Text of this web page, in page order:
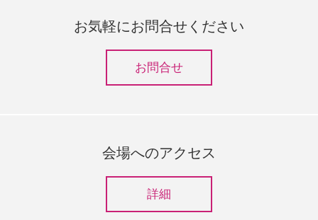
お気軽にお問合せください
お問合せ
会場へのアクセス
詳細